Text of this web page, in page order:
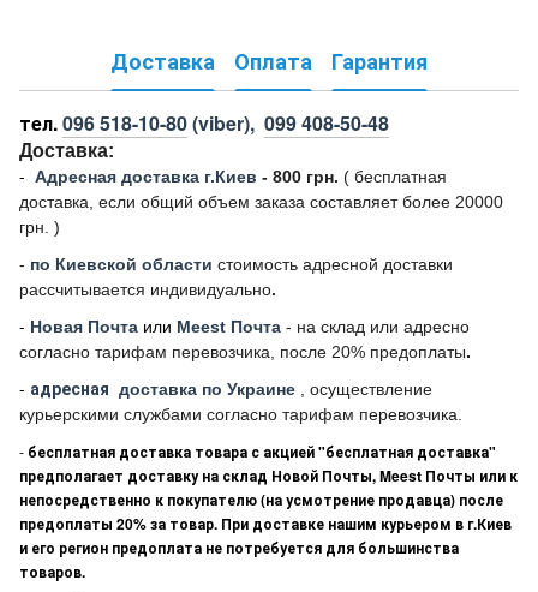
Доставка Оплата Гарантия
тел.096 518-10-80(viber), 099 408-50-48
Доставка:
- Адресная доставка г.Киев - 800 грн. ( бесплатная
доставка, если общий объем заказа составляет более 20000
грн. )
- по Киевской области стоимость адресной доставки
рассчитывается индивидуально.
- Новая Почта или Meest Почта - на склад или адресно
согласно тарифам перевозчика, после 20% предоплаты.
- адресная доставка по Украине
, осуществление
курьерскими службами согласно тарифам перевозчика.
- бесплатная доставка товара с акцией "бесплатная доставка"
предполагает доставку на склад Новой Почты, Meest Почты или к
непосредственно к покупателю (на усмотрение продавца) после
предоплаты 20% за товар. При доставке нашим курьером в г.Киев
и его регион предоплата не потребуется для большинства
товаров.